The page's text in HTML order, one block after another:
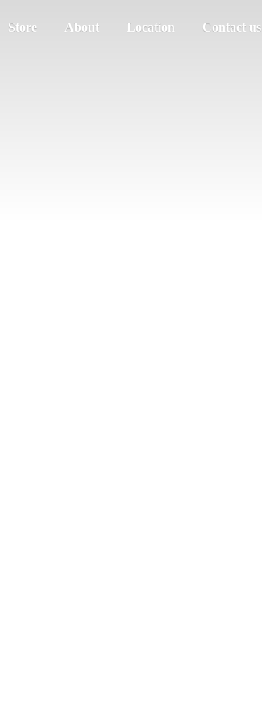
Store About Location Contact us